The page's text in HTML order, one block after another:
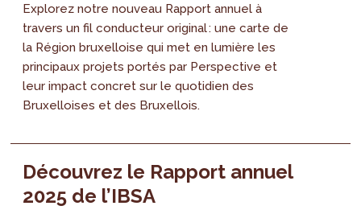
Explorez notre nouveau Rapport annuel à
travers un fil conducteur original : une carte de
la Région bruxelloise qui met en lumière les
principaux projets portés par Perspective et
leur impact concret sur le quotidien des
Bruxelloises et des Bruxellois.
Découvrez le Rapport annuel
2025 de l’IBSA